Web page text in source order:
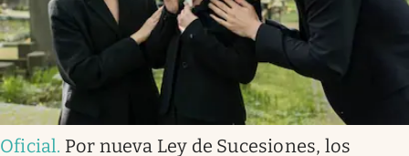
Oficial. Por nueva Ley de Sucesiones, los